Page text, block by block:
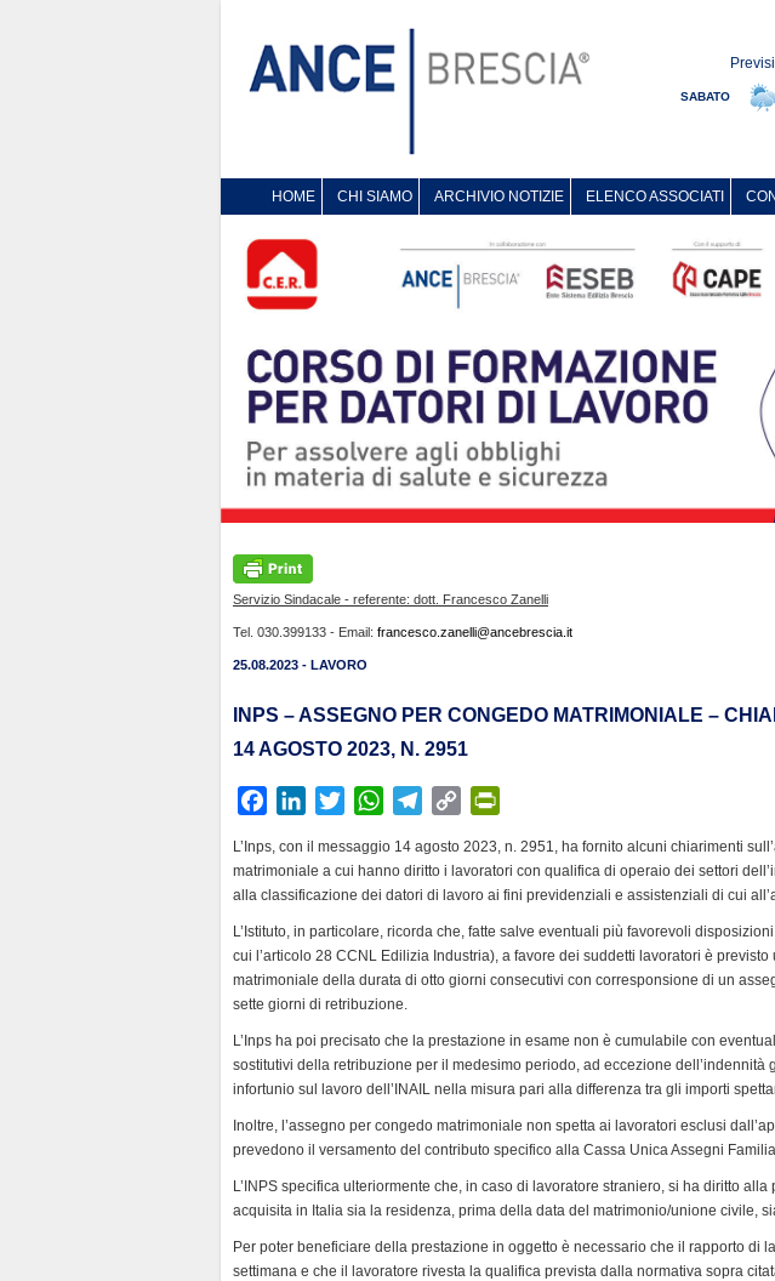
HOME CHI SIAMO ARCHIVIO NOTIZIE ELENCO ASSOCIATI
Servizio Sindacale - referente: dott. Francesco Zanelli
Tel. 030.399133 - Email: francesco.zanelli@ancebrescia.it
25.08.2023 - LAVORO
INPS – ASSEGNO PER CONGEDO MATRIMONIALE –
14 AGOSTO 2023, N. 2951
c
e
o
k
n
k
d
I
n
i
t
e
r
W
a
t
A
p
p
l
e
a
C
p
y
i
n
i
n
r
e
n
d
l
y
L’Inps, con il messaggio 14 agosto 2023, n. 2951, ha fornito alcuni chiarimenti
matrimoniale a cui hanno diritto i lavoratori con qualifica di operaio dei settori
alla classificazione dei datori di lavoro ai fini previdenziali e assistenziali di cui
L’Istituto, in particolare, ricorda che, fatte salve eventuali più favorevoli
cui l’articolo 28 CCNL Edilizia Industria), a favore dei suddetti lavoratori è
matrimoniale della durata di otto giorni consecutivi con corresponsione di un
sette giorni di retribuzione.
L’Inps ha poi precisato che la prestazione in esame non è cumulabile con
sostitutivi della retribuzione per il medesimo periodo, ad eccezione dell’indennità
infortunio sul lavoro dell’INAIL nella misura pari alla differenza tra gli importi
Inoltre, l’assegno per congedo matrimoniale non spetta ai lavoratori esclusi
prevedono il versamento del contributo specifico alla Cassa Unica Assegni
L’INPS specifica ulteriormente che, in caso di lavoratore straniero, si ha diritto
acquisita in Italia sia la residenza, prima della data del matrimonio/unione civile,
Per poter beneficiare della prestazione in oggetto è necessario che il rapporto di
settimana e che il lavoratore rivesta la qualifica prevista dalla normativa sopra